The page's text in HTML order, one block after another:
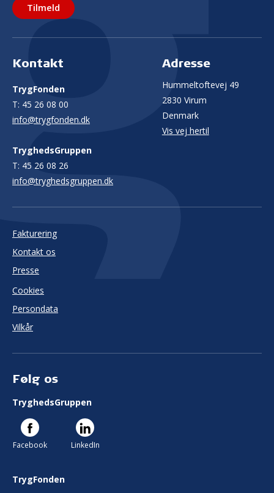
Tilmeld
Kontakt
TrygFonden
T: 45 26 08 00
info@trygfonden.dk
TryghedsGruppen
T: 45 26 08 26
info@tryghedsgruppen.dk
Adresse
Hummeltoftevej 49
2830 Virum
Denmark
Vis vej hertil
Fakturering
Kontakt os
Presse
Cookies
Persondata
Vilkår
Følg os
TryghedsGruppen
Facebook LinkedIn
TrygFonden